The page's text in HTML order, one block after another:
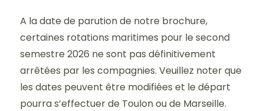
A la date de parution de notre brochure,
certaines rotations maritimes pour le second
semestre 2026 ne sont pas définitivement
arrêtées par les compagnies. Veuillez noter que
les dates peuvent être modifiées et le départ
pourra s’effectuer de Toulon ou de Marseille.